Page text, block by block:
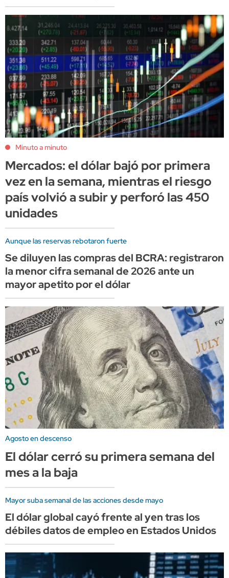
Minuto a minuto
Mercados: el dólar bajó por primera
vez en la semana, mientras el riesgo
país volvió a subir y perforó las 450
unidades
Aunque las reservas rebotaron fuerte
Se diluyen las compras del BCRA: registraron
la menor cifra semanal de 2026 ante un
mayor apetito por el dólar
Agosto en descenso
El dólar cerró su primera semana del
mes a la baja
Mayor suba semanal de las acciones desde mayo
El dólar global cayó frente al yen tras los
débiles datos de empleo en Estados Unidos